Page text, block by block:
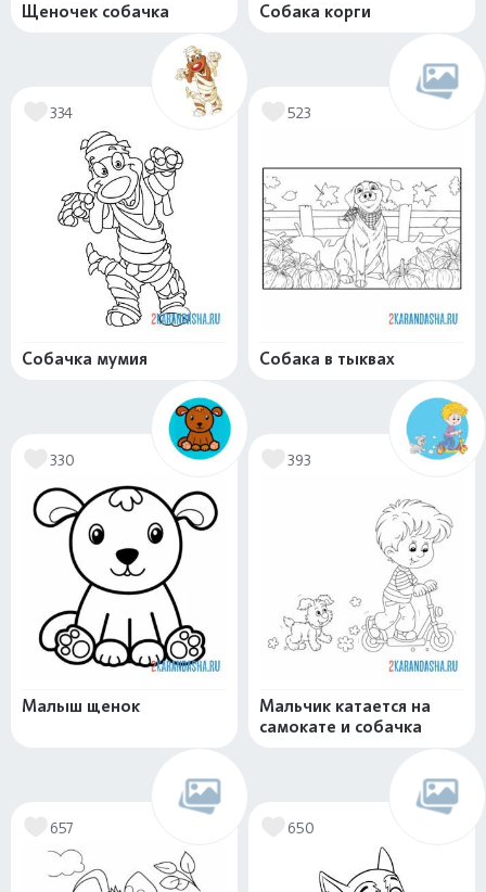
Щеночек собачка Собака корги
334
Собачка мумия
523
Собака в тыквах
330
Малыш щенок
393
Мальчик катается на
самокате и собачка
657 650